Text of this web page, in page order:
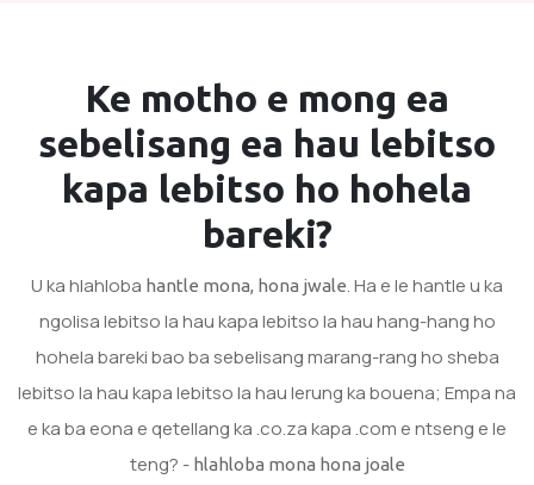
Ke motho e mong ea
sebelisang ea hau lebitso
kapa lebitso ho hohela
bareki?
U ka hlahloba hantle mona, hona jwale. Ha e le hantle u ka
ngolisa lebitso la hau kapa lebitso la hau hang-hang ho
hohela bareki bao ba sebelisang marang-rang ho sheba
lebitso la hau kapa lebitso la hau lerung ka bouena; Empa na
e ka ba eona e qetellang ka .co.za kapa .com e ntseng e le
teng? - hlahloba mona hona joale